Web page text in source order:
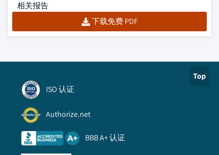
相关报告
下载免费 PDF
Top
ISO 认证
Authorize.net
BBB A+ 认证